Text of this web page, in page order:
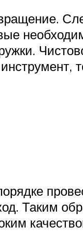
Таким